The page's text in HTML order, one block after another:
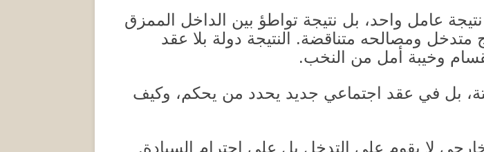
عامل واحد، بل نتيجة تواطؤ بين الداخل الممزق
متدخل ومصالحه متناقضة.
النتيجة دولة بلا عقد
وخيبة أمل من النخب.
بل في عقد اجتماعي جديد يحدد من يحكم، وكيف
لا يقوم على التدخل بل على احترام السيادة.